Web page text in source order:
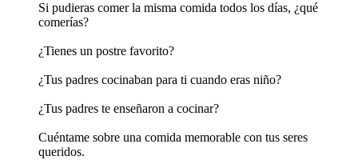
Si pudieras comer la misma comida todos los días, ¿qué
comerías?
¿Tienes un postre favorito?
¿Tus padres cocinaban para ti cuando eras niño?
¿Tus padres te enseñaron a cocinar?
Cuéntame sobre una comida memorable con tus seres
queridos.